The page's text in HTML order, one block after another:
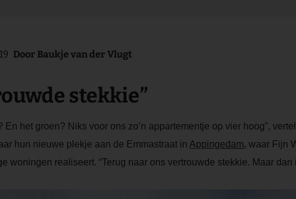
Door Baukje van der Vlugt
stekkie”
En het groen? Niks voor ons zo’n appartementje op vier hoog”,
hun nieuwe plekje aan de Emmastraat in Appingedam, waar Fijn
woningen realiseert. “Terug naar ons vertrouwde stekkie. Maar dan